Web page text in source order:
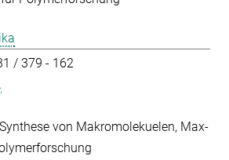
/ 379 - 162
von Makromolekuelen Max-